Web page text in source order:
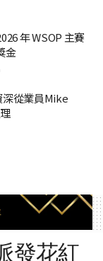
年 WSOP 主賽
金
從業員Mike
發花紅